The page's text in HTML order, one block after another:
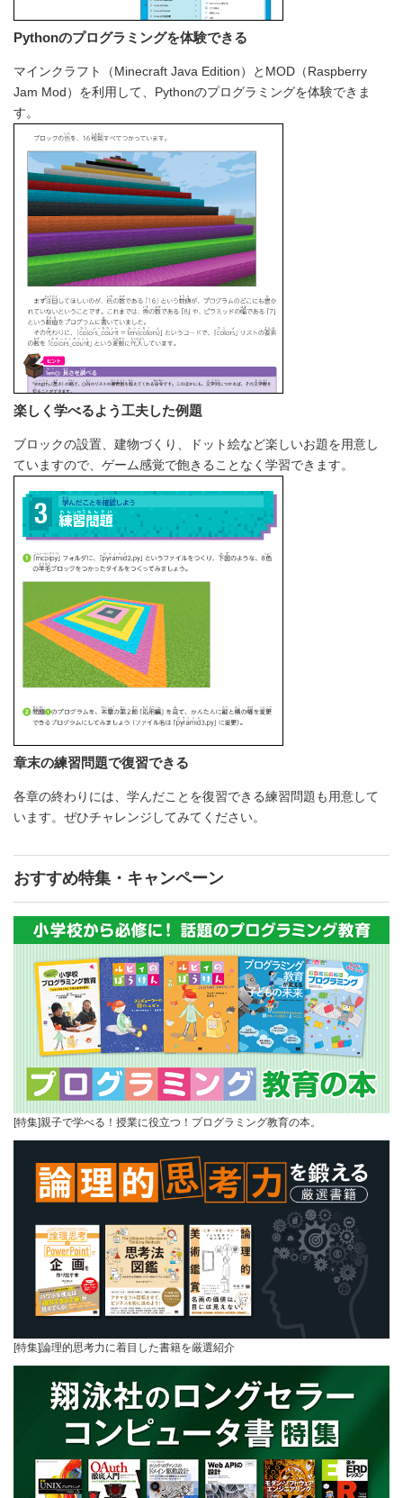
Pythonのプログラミングを体験できる
マインクラフト（Minecraft Java Edition）とMOD（Raspberry
Jam Mod）を利用して、Pythonのプログラミングを体験できま
す。
楽しく学べるよう工夫した例題
ブロックの設置、建物づくり、ドット絵など楽しいお題を用意し
ていますので、ゲーム感覚で飽きることなく学習できます。
章末の練習問題で復習できる
各章の終わりには、学んだことを復習できる練習問題も用意して
います。ぜひチャレンジしてみてください。
おすすめ特集・キャンペーン
[特集]親子で学べる！授業に役立つ！プログラミング教育の本。
[特集]論理的思考力に着目した書籍を厳選紹介